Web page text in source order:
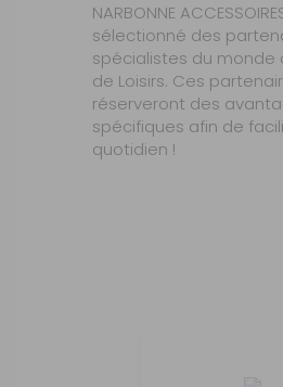
NARBONNE
sélectionné des
spécialistes du monde
de Loisirs. Ces
réserveront des
spécifiques afin de
quotidien !